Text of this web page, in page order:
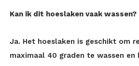
Kan ik dit hoeslaken vaak wassen?
Ja. Het hoeslaken is geschikt om
maximaal 40 graden te wassen en